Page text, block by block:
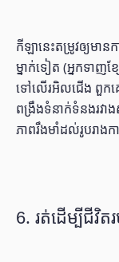
កីឡានេះតម្រូវឲ្យមា
ម្នាក់ទៀត (អ្នកទាញខ្
ទៅលើរអិលជើង ពួកគេ
ពង្រឹងទំនាក់ទំនងរវ
ភាពរឹងមាំដល់រូបរា
6. រត់ដើម្បីជីវិ